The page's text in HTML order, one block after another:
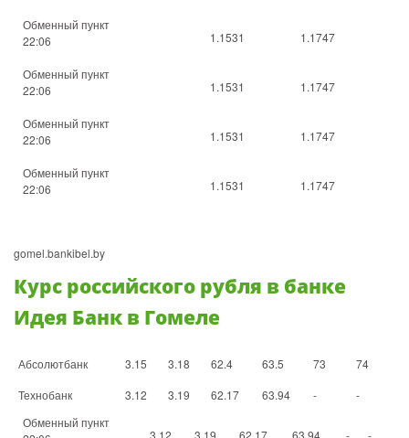
Обменный пункт
22:06
1.1531 1.1747
Обменный пункт
22:06
1.1531 1.1747
Обменный пункт
22:06
1.1531 1.1747
Обменный пункт
22:06
1.1531 1.1747
gomel.bankibel.by
Курс российского рубля в банке
Идея Банк в Гомеле
Абсолютбанк 3.15 3.18 62.4 63.5 73
74
Технобанк
3.12 3.19 62.17 63.94 -
-
Обменный пункт
3.12 3.19 62.17 63.94 - -